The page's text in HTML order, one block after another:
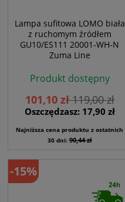
Lampa sufitowa LOMO biała
z ruchomym źródłem
GU10/ES111 20001-WH-N
Zuma Line
Produkt dostępny
101,10 zł119,00 zł
Oszczędzasz: 17,90 zł
Najniższa cena produktu z ostatnich
30 dni:90,44 zł
-15%